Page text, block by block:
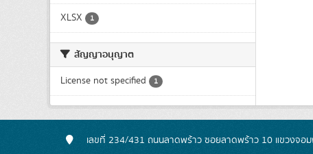
XLSX 1
สัญญาอนุญาต
License not specified 1
เลขที่ 234/431 ถนนลาดพร้าว ซอยลาดพร้าว 10 แขวงจอ